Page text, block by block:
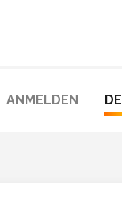
ANMELDEN DE